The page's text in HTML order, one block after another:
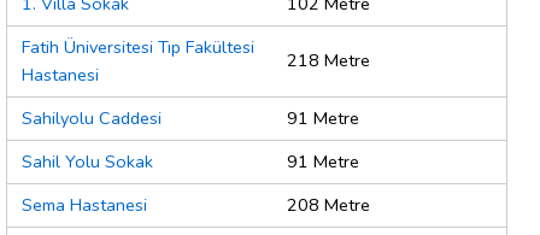
Fatih Üniversitesi Tıp Fakültesi
Hastanesi
218 Metre
Sahilyolu Caddesi
91 Metre
Sahil Yolu Sokak
91 Metre
Sema Hastanesi
208 Metre